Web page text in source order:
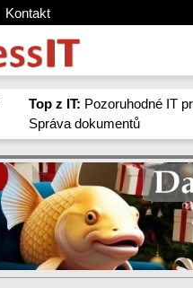
Kontakt
Top z IT: Pozoruhodné IT
Správa dokumentů